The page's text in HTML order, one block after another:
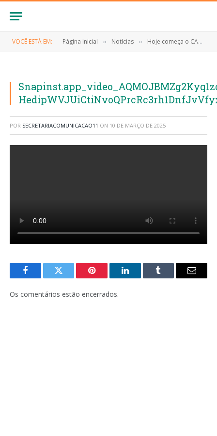
VOCÊ ESTÁ EM: Página Inicial » Notícias » Hoje começa o CARNAPURUS 2025!
POR SECRETARIACOMUNICACAO11 ON 10 DE MARÇO DE 2025
FacebookTwitter Pinterest LinkedInTumblr
E-
Os comentários estão encerrados.